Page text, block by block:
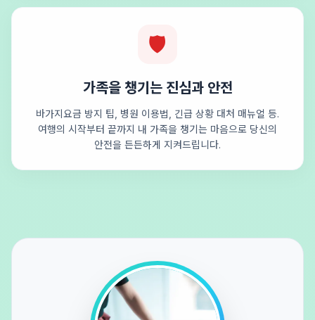
🛡️
가족을 챙기는 진심과 안전
바가지요금 방지 팁, 병원 이용법, 긴급 상황 대처 매뉴얼 등.
여행의 시작부터 끝까지 내 가족을 챙기는 마음으로 당신의
안전을 든든하게 지켜드립니다.